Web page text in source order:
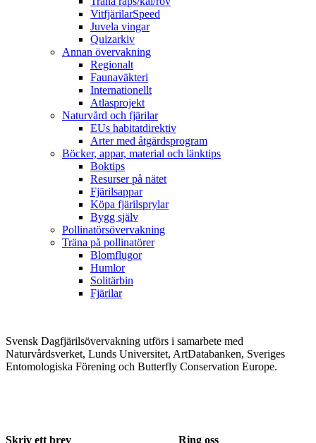
VitfjärilarSpeed
Juvela vingar
Quizarkiv
Annan övervakning
Regionalt
Faunaväkteri
Internationellt
Atlasprojekt
Naturvård och fjärilar
EUs habitatdirektiv
Arter med åtgärdsprogram
Böcker, appar, material och länktips
Boktips
Resurser på nätet
Fjärilsappar
Köpa fjärilsprylar
Bygg själv
Pollinatörsövervakning
Träna på pollinatörer
Blomflugor
Humlor
Solitärbin
Fjärilar
Svensk Dagfjärilsövervakning utförs i samarbete med
Naturvårdsverket, Lunds Universitet, ArtDatabanken, Sveriges
Entomologiska Förening och Butterfly Conservation Europe.
Skriv ett brev Ring oss